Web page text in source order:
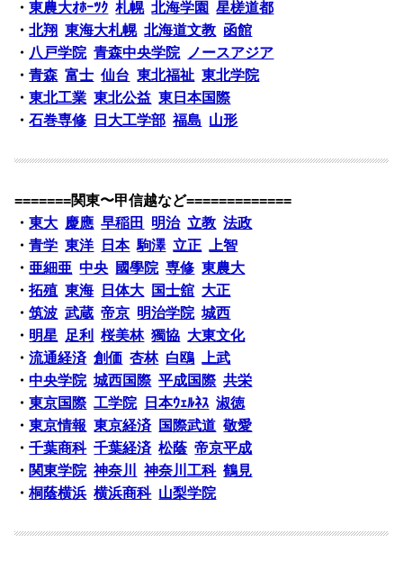
・東農大ｵﾎｰﾂｸ 札幌 北海学園
星槎道都
・北翔 東海大札幌 北海道文教 函館
・ 八戸学院 青森中央学院
ノースアジア
・青森 富士 仙台 東北福祉 東北学院
・東北工業 東北公益 東日本国際
・石巻専修 日大工学部 福島 山形
=======関東〜甲信越など=============
・東大 慶應 早稲田 明治 立教 法政
・青学 東洋 日本 駒澤 立正 上智
・亜細亜 中央 國學院 専修 東農大
・拓殖 東海 日体大 国士舘 大正
・筑波 武蔵 帝京 明治学院 城西
・ 明星 足利 桜美林 獨協 大東文化
・流通経済 創価 杏林 白鴎 上武
・中央学院 城西国際 平成国際 共栄
・東京国際 工学院 日本ｳｪﾙﾈｽ 淑徳
・東京情報 東京経済 国際武道 敬愛
・千葉商科 千葉経済 松蔭 帝京平成
・ 関東学院 神奈川 神奈川工科 鶴見
・桐蔭横浜 横浜商科 山梨学院